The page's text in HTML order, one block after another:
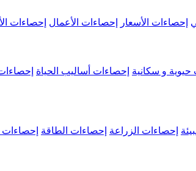
إحصاءات الأسعار إحصاءات الأعمال إحصاءات
حيوية و سكانية إحصاءات أساليب الحياة
إحصاءات الزراعة إحصاءات الطاقة إحصاءات